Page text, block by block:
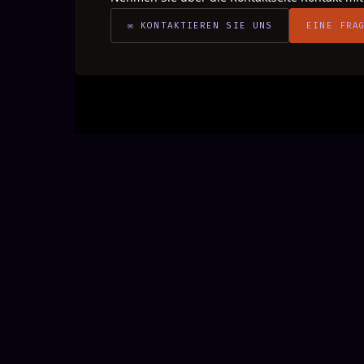
✉ KONTAKTIEREN SIE UNS EINE